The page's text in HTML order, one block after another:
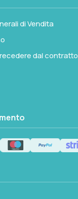
di Vendita
dal contratto